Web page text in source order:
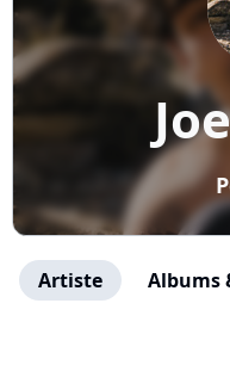
Artiste Albums